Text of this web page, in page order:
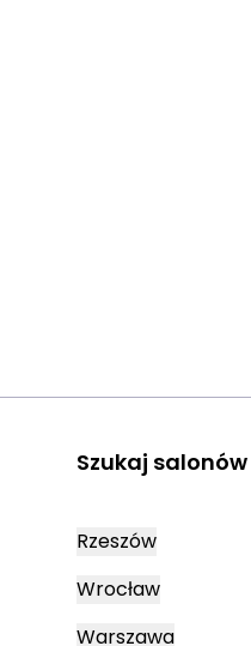
Szukaj salonów
Rzeszów
Wrocław
Warszawa